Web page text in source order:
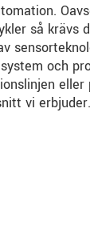
så krävs
och
eller
vi erbjuder.